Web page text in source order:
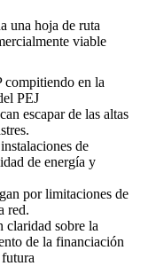
una hoja de ruta
viable
compitiendo en la
PEJ
escapar de las altas
de
de energía y
por limitaciones de
red.
claridad sobre la
de la financiación